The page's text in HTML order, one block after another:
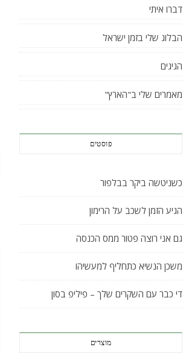
דברו איתי
הבלוג שלי בזמן ישראל
הגיגים
מאמרים שלי ב"הארץ"
פוסטים
כשניטשה ביקר בבלפור
הגיע הזמן לשכב על הרימון
גם אני רוצה פטור ממס הכנסה
משכן הנשיא כתחליף למעשיהו
די כבר עם השקרים שלך – פיליפ בסון
מוצרים